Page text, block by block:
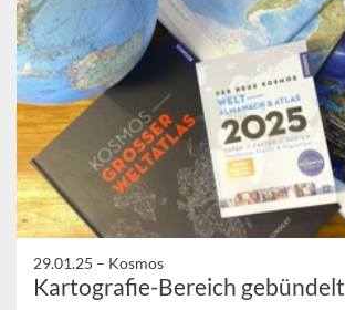
29.01.25 – Kosmos
Kartografie-Bereich gebündelt